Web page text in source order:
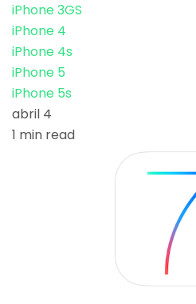
iPhone 3GS
iPhone 4
iPhone 4s
iPhone 5
iPhone 5s
abril 4
1 min read